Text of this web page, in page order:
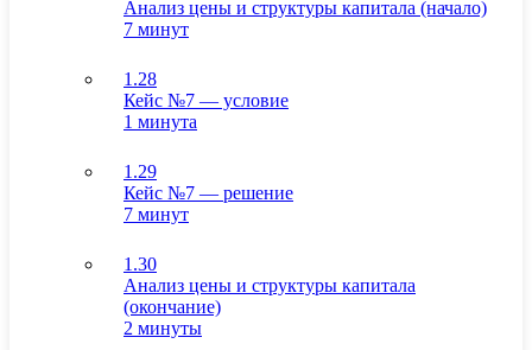
Анализ цены и структуры капитала (начало)
7 минут
1.28
Кейс №7 — условие
1 минута
1.29
Кейс №7 — решение
7 минут
1.30
Анализ цены и структуры капитала
(окончание)
2 минуты